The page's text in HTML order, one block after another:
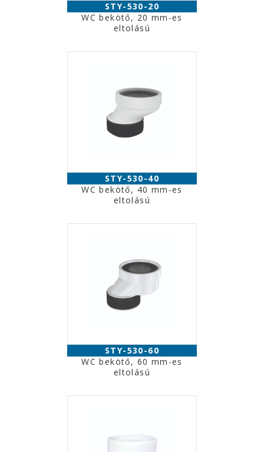
STY-530-20
WC bekötő, 20 mm-es
eltolású
STY-530-40
WC bekötő, 40 mm-es
eltolású
STY-530-60
WC bekötő, 60 mm-es
eltolású